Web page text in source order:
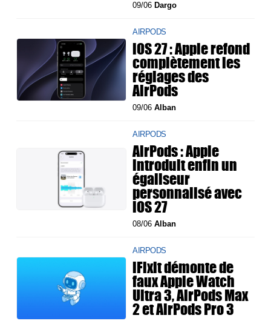
09/06 Dargo
AIRPODS
iOS 27 : Apple refond
complètement les
réglages des
AirPods
09/06Alban
AIRPODS
AirPods : Apple
introduit enfin un
égaliseur
personnalisé avec
iOS 27
08/06Alban
AIRPODS
iFixit démonte de
faux Apple Watch
Ultra 3, AirPods Max
2 et AirPods Pro 3